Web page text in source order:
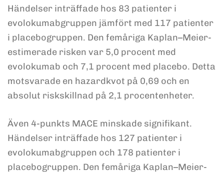
Händelser inträffade hos 83 patienter i
evolokumabgruppen jämfört med 117 patienter
i placebogruppen. Den femåriga Kaplan–Meier-
estimerade risken var 5,0 procent med
evolokumab och 7,1 procent med placebo. Detta
motsvarade en hazardkvot på 0,69 och en
absolut riskskillnad på 2,1 procentenheter.
Även 4-punkts MACE minskade signifikant.
Händelser inträffade hos 127 patienter i
evolokumabgruppen och 178 patienter i
placebogruppen. Den femåriga Kaplan–Meier-